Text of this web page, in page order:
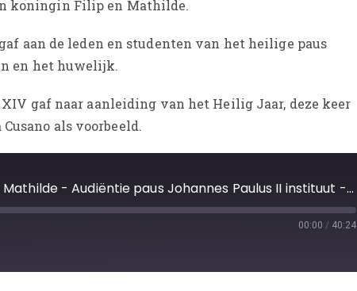
koningin Filip en Mathilde.
aan de leden en studenten van het heilige paus
en het huwelijk.
gaf naar aanleiding van het Heilig Jaar, deze keer
als voorbeeld.
Paus ontvangt Koning Filip en koningin Mathilde - Audiëntie paus Johannes Paulus II instituut - Jubileumaudiëntie
00:00 / 40:24